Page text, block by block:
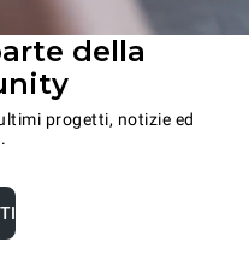
della
progetti, notizie ed